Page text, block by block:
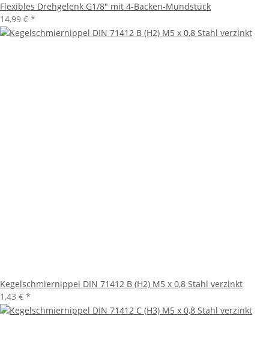
Flexibles Drehgelenk G1/8" mit 4-Backen-Mundstück
14,99 € *
Kegelschmiernippel DIN 71412 B (H2) M5 x 0,8 Stahl verzinkt
1,43 € *